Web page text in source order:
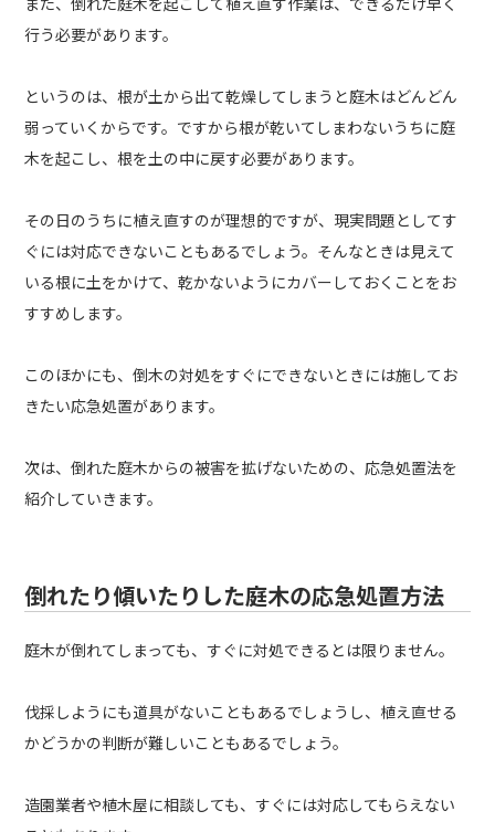
行う必要があります。
というのは、根が土から出て乾燥してしまうと庭木はどんどん
弱っていくからです。ですから根が乾いてしまわないうちに庭
木を起こし、根を土の中に戻す必要があります。
その日のうちに植え直すのが理想的ですが、現実問題としてす
ぐには対応できないこともあるでしょう。そんなときは見えて
いる根に土をかけて、乾かないようにカバーしておくことをお
すすめします。
このほかにも、倒木の対処をすぐにできないときには施してお
きたい応急処置があります。
次は、倒れた庭木からの被害を拡げないための、応急処置法を
紹介していきます。
倒れたり傾いたりした庭木の応急処置方法
庭木が倒れてしまっても、すぐに対処できるとは限りません。
伐採しようにも道具がないこともあるでしょうし、植え直せる
かどうかの判断が難しいこともあるでしょう。
造園業者や植木屋に相談しても、すぐには対応してもらえない